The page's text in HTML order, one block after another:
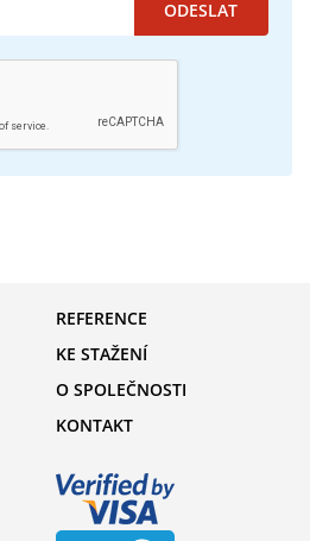
REFERENCE
KE STAŽENÍ
O SPOLEČNOSTI
KONTAKT